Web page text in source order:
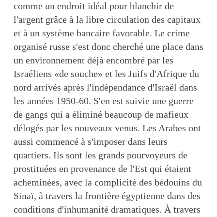
comme un endroit idéal pour blanchir de
l'argent grâce à la libre circulation des capitaux
et à un système bancaire favorable. Le crime
organisé russe s'est donc cherché une place dans
un environnement déjà encombré par les
Israéliens «de souche» et les Juifs d'Afrique du
nord arrivés après l'indépendance d'Israël dans
les années 1950-60. S'en est suivie une guerre
de gangs qui a éliminé beaucoup de mafieux
délogés par les nouveaux venus. Les Arabes ont
aussi commencé à s'imposer dans leurs
quartiers. Ils sont les grands pourvoyeurs de
prostituées en provenance de l'Est qui étaient
acheminées, avec la complicité des bédouins du
Sinaï, à travers la frontière égyptienne dans des
conditions d'inhumanité dramatiques. À travers